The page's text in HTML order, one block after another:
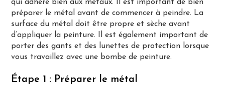
qui adhère bien aux métaux. Il est important de bien
préparer le métal avant de commencer à peindre. La
surface du métal doit être propre et sèche avant
d’appliquer la peinture. Il est également important de
porter des gants et des lunettes de protection lorsque
vous travaillez avec une bombe de peinture.
Étape 1 : Préparer le métal